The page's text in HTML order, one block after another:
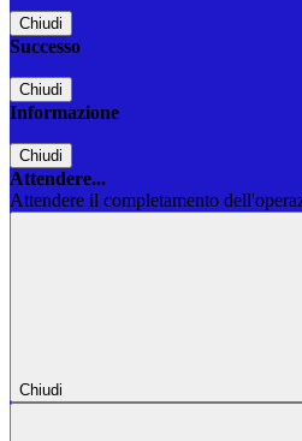
Chiudi
Successo
Chiudi
Informazione
Chiudi
Attendere...
Attendere il completamento
Chiudi